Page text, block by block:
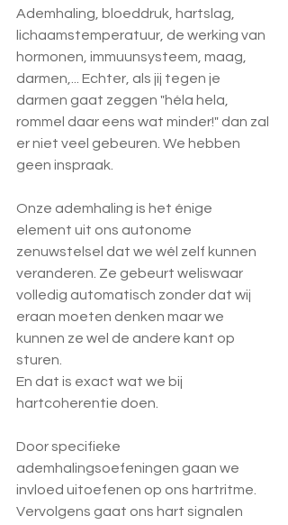
Ademhaling, bloeddruk, hartslag,
lichaamstemperatuur, de werking van
hormonen, immuunsysteem, maag,
darmen,... Echter, als jij tegen je
darmen gaat zeggen "héla hela,
rommel daar eens wat minder!" dan zal
er niet veel gebeuren. We hebben
geen inspraak.
Onze ademhaling is het énige
element uit ons autonome
zenuwstelsel dat we wél zelf kunnen
veranderen. Ze gebeurt weliswaar
volledig automatisch zonder dat wij
eraan moeten denken maar we
kunnen ze wel de andere kant op
sturen.
En dat is exact wat we bij
hartcoherentie doen.
Door specifieke
ademhalingsoefeningen gaan we
invloed uitoefenen op ons hartritme.
Vervolgens gaat ons hart signalen